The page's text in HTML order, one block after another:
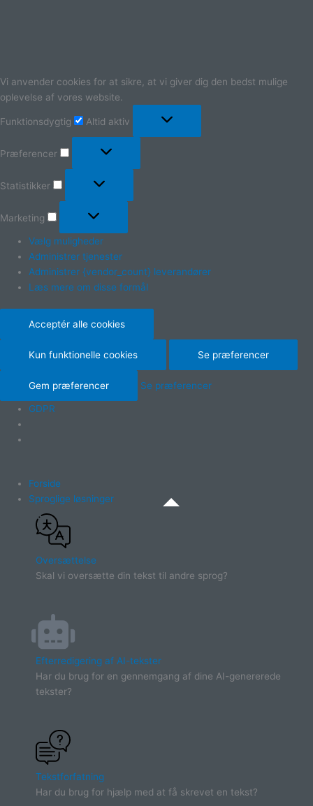
Vi anvender cookies for at sikre, at vi giver dig den bedst mulige
oplevelse af vores website.
Funktionsdygtig Altid aktiv
Præferencer
Statistikker
Marketing
Vælg muligheder
Administrer tjenester
Administrer {vendor_count} leverandører
Læs mere om disse formål
Acceptér alle cookies
Kun funktionelle cookies Se præferencer
Gem præferencer Se præferencer
GDPR
Forside
Sproglige løsninger
Oversættelse
Skal vi oversætte din tekst til andre sprog?
Efterredigering af AI-tekster
Har du brug for en gennemgang af dine AI-genererede
tekster?
Tekstforfatning
Har du brug for hjælp med at få skrevet en tekst?